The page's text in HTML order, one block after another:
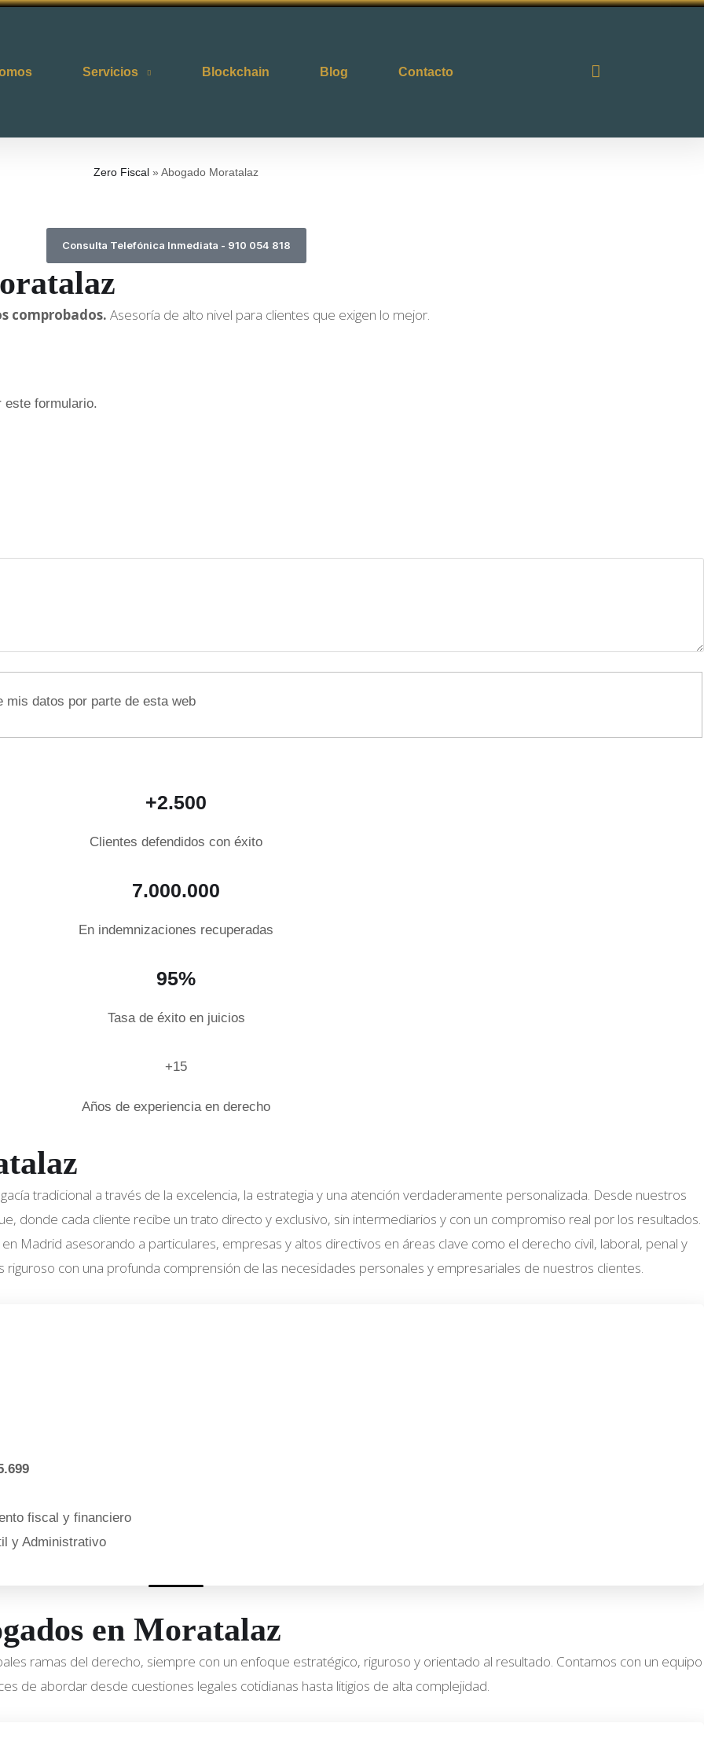
Servicios Blockchain Blog Contacto
Zero Fiscal » Abogado Moratalaz
Consulta Telefónica Inmediata - 910 054 818
comprobados. Asesoría de alto nivel para clientes que exigen lo mejor.
este formulario.
datos por parte de esta web
+2.500
Clientes defendidos con éxito
7.000.000
En indemnizaciones recuperadas
95%
Tasa de éxito en juicios
+15
Años de experiencia en derecho
tradicional a través de la excelencia, la estrategia y una atención verdaderamente personalizada. Desde nuestros
donde cada cliente recibe un trato directo y exclusivo, sin intermediarios y con un compromiso real por los resultados.
Madrid asesorando a particulares, empresas y altos directivos en áreas clave como el derecho civil, laboral, penal y
con una profunda comprensión de las necesidades personales y empresariales de nuestros clientes.
fiscal y financiero
y Administrativo
en Moratalaz
ramas del derecho, siempre con un enfoque estratégico, riguroso y orientado al resultado. Contamos con un equipo
de abordar desde cuestiones legales cotidianas hasta litigios de alta complejidad.